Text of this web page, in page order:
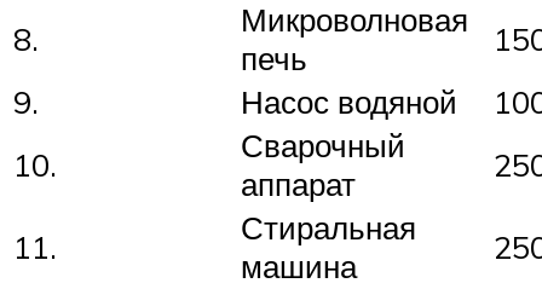
8.
Микроволновая
печь
9.
Насос водяной
10.
Сварочный
аппарат
11.
Стиральная
машина